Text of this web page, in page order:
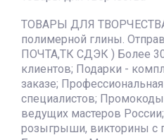
ТОВАРЫ ДЛЯ
полимерной глины.
ПОЧТА,ТК СДЭК ) Более
клиентов; Подарки -
заказе;
специалистов;
ведущих мастеров
розыгрыши, викторины с